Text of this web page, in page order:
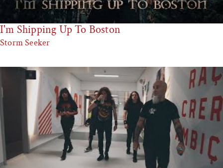
I'm Shipping Up To Boston
Storm Seeker